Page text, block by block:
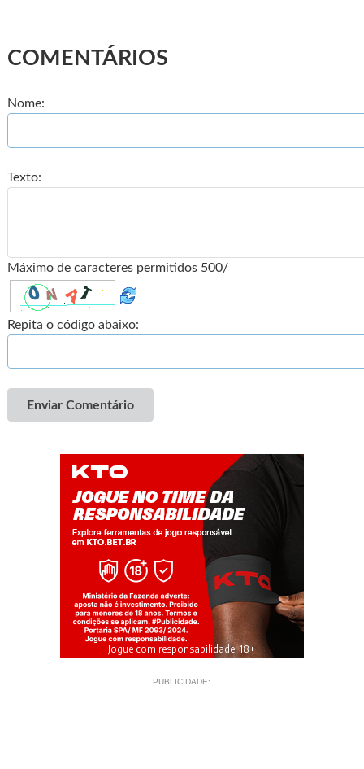
COMENTÁRIOS
Nome:
Texto:
Máximo de caracteres permitidos 500/
Repita o código abaixo:
Enviar Comentário
Jogue com responsabilidade. 18+
PUBLICIDADE: